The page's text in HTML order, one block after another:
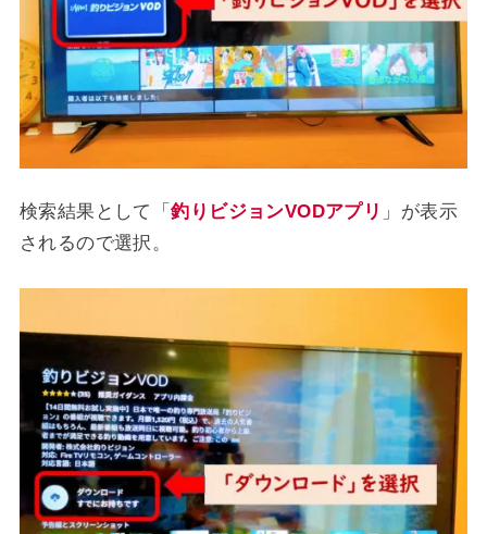
検索結果として「釣りビジョンVODアプリ 」が表示
されるので選択。